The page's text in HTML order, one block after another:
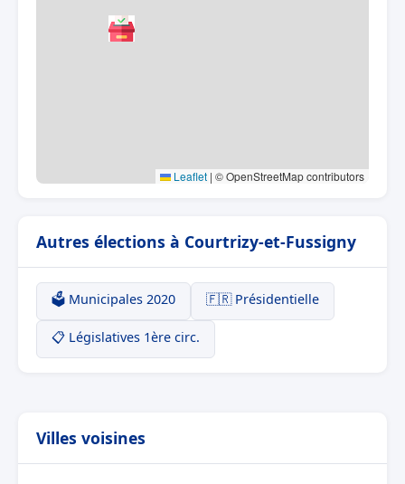
Leaflet | © OpenStreetMap contributors
Autres élections à Courtrizy-et-Fussigny
🗳️ Municipales 2020 🇫🇷 Présidentielle
📋 Législatives 1ère circ.
Villes voisines